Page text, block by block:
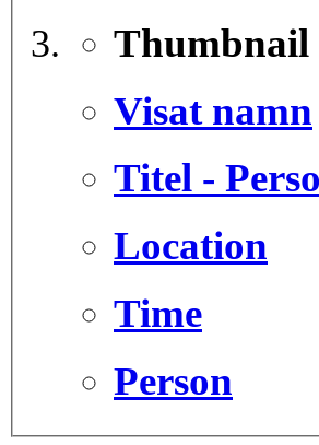
Thumbnail
Visat namn
Titel -
Location
Time
Person